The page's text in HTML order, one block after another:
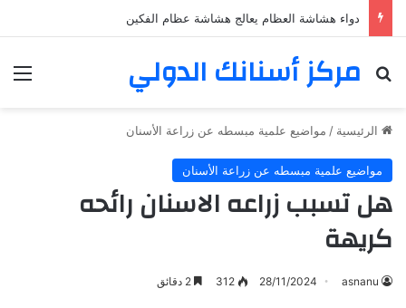
دواء هشاشة العظام يعالج هشاشة عظام الفكين
مركز أسنانك الدولي
بحث عن
الرئيسية / مواضيع علمية مبسطه عن زراعة الأسنان
مواضيع علمية مبسطه عن زراعة الأسنان
هل تسبب زراعه الاسنان رائحه
كريهة
asnanu
28/11/2024
312